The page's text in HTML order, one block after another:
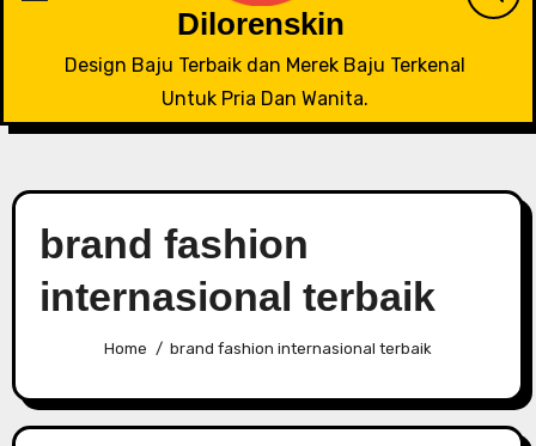
Dilorenskin
Design Baju Terbaik dan Merek Baju Terkenal
Untuk Pria Dan Wanita.
brand fashion
internasional terbaik
Home brand fashion internasional terbaik